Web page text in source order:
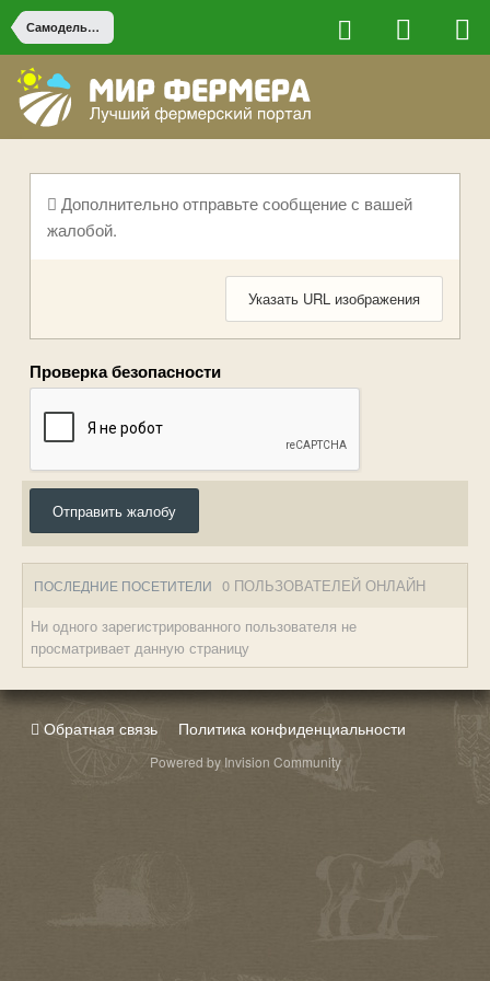
Самодельная сельхоз техника
Дополнительно отправьте сообщение с вашей
жалобой.
Указать URL изображения
Проверка безопасности
Отправить жалобу
ПОСЛЕДНИЕ ПОСЕТИТЕЛИ 0 ПОЛЬЗОВАТЕЛЕЙ ОНЛАЙН
Ни одного зарегистрированного пользователя не
просматривает данную страницу
Обратная связь Политика конфиденциальности
Powered by Invision Community